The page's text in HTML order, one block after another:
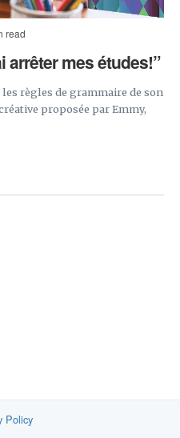
read
arrêter mes études!”
règles de grammaire de son
proposée par Emmy,
Policy